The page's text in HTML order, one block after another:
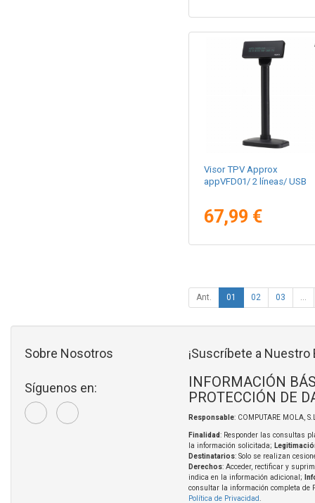
Visor TPV Approx
appVFD01/ 2 líneas/ USB
67,99 €
Ant. 01 02 03
Sobre Nosotros
Síguenos en:
¡Suscríbete a Nuestro
INFORMACIÓN
PROTECCIÓN DE
Responsable: COMPUTARE MOLA,
Finalidad: Responder las consultas
la información solicitada;
Destinatarios: Solo se realizan
Derechos: Acceder, rectificar y
indica en la información adicional;
consultar la información completa de
Política de Privacidad